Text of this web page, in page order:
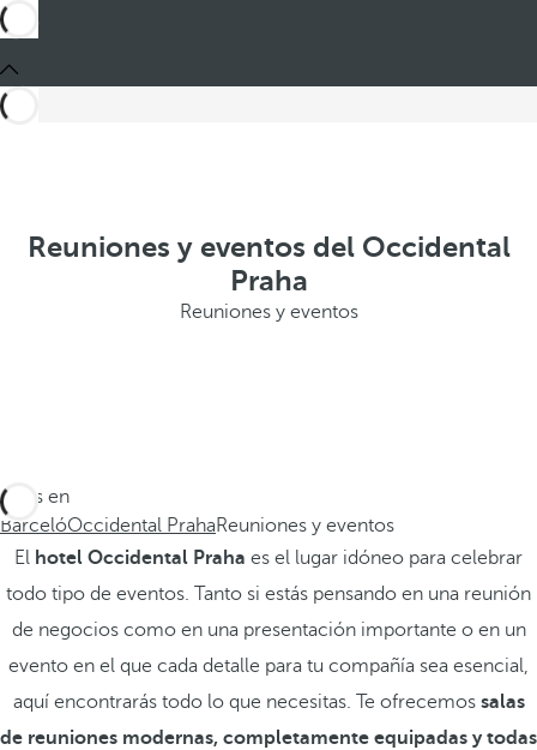
Reuniones y eventos del Occidental
Praha
Reuniones y eventos
Estás en
BarcelóOccidental PrahaReuniones y eventos
El hotel Occidental Praha es el lugar idóneo para celebrar
todo tipo de eventos. Tanto si estás pensando en una reunión
de negocios como en una presentación importante o en un
evento en el que cada detalle para tu compañía sea esencial,
aquí encontrarás todo lo que necesitas. Te ofrecemos salas
de reuniones modernas, completamente equipadas y todas